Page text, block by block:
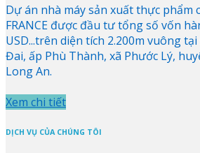
Dự án nhà máy sản xuất thực phẩm
FRANCE được đầu tư tổng số vốn
USD...trên diện tích 2.200m vuông
Đai, ấp Phù Thành, xã Phước Lý,
Long An.
Xem chi tiết
DỊCH VỤ CỦA CHÚNG TÔI